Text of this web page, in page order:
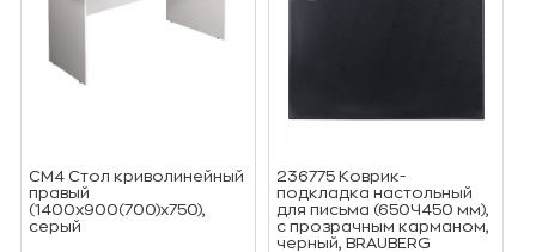
СМ4 Стол криволинейный
правый
(1400х900(700)х750),
cерый
236775 Коврик-
подкладка настольный
для письма (650Ч450 мм),
с прозрачным карманом,
черный, BRAUBERG